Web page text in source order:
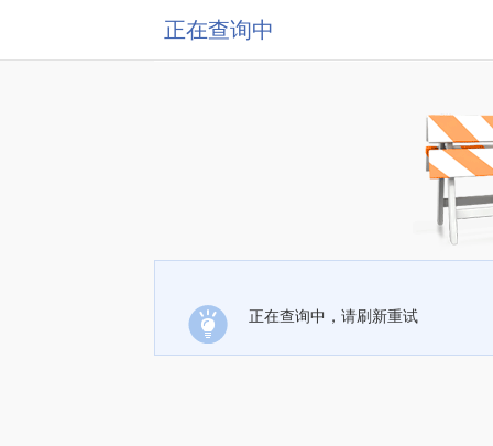
正在查询中
正在查询中，请刷新重试